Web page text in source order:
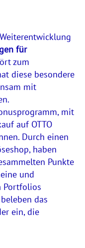
für
zum
diese besondere
mit
mit
auf OTTO
Durch einen
haben
Punkte
und
Portfolios
das
ein, die